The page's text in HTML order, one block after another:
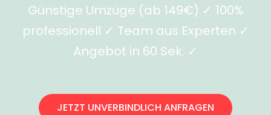
Günstige Umzüge (ab 149€) ✓ 100%
professionell ✓ Team aus Experten ✓
Angebot in 60 Sek. ✓
JETZT UNVERBINDLICH ANFRAGEN